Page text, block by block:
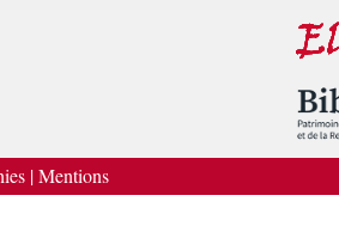
|Mentions